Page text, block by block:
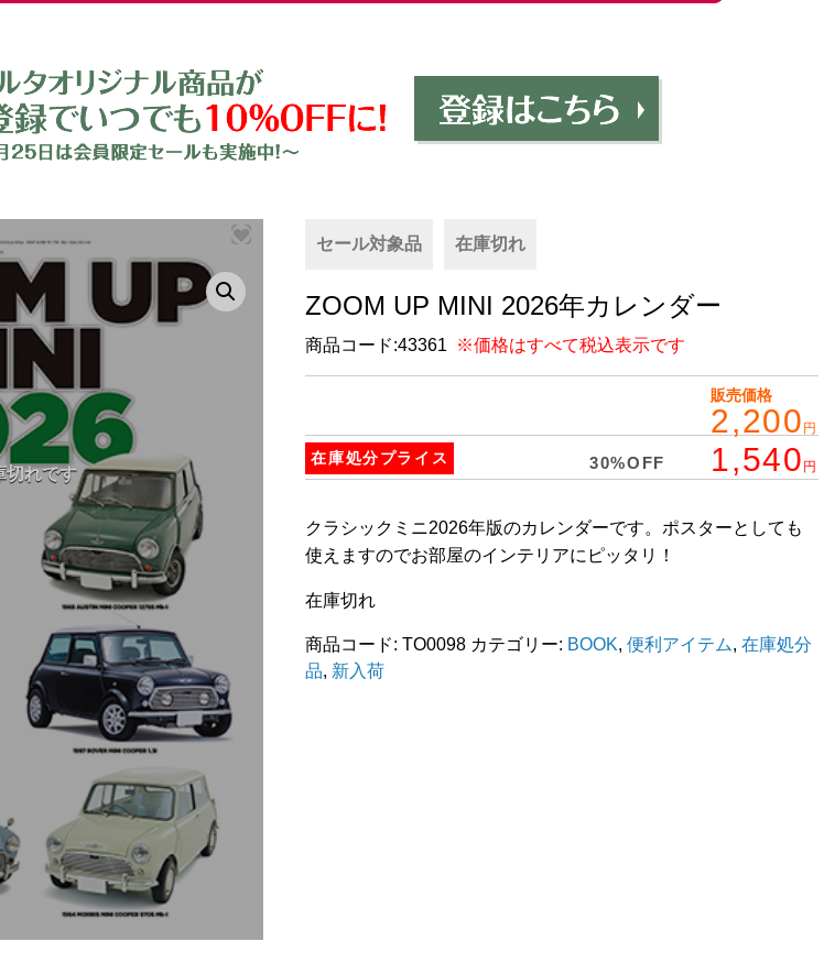
セール対象品 在庫切れ
ZOOM UP MINI 2026年カレンダー
商品コード:43361 ※価格はすべて税込表示です
販売価格
2,200 円
在庫処分プライス 30%OFF 1,540 円
クラシックミニ2026年版のカレンダーです。ポスターとしても
使えますのでお部屋のインテリアにピッタリ！
在庫切れ
商品コード:TO0098 カテゴリー: BOOK,便利アイテム,在庫処分
品, 新入荷